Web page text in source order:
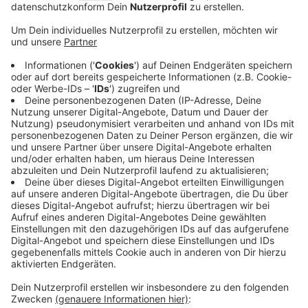
Anzeige
Am Donnerstag (04.06.) hat es in Ratingen eine kuriose
Panne eines Reisebusses gegeben. Der Bus ist auf
einem schmalen Waldweg im Bereich Götschenbeck
von der Fahrbahn abgekommen und hat sich so
festgefahren. Er sollte eine Gruppe von Kindern an
einer Jugendherberge abholen. Dem Fahrer sei die
Anfahrt über den Waldweg als sichere und bessere
Alternative zur regulären Strecke empfohlen worden,
heißt es von der Ratinger Feuerwehr. Sie hat die
Einsatzstelle bis zur Bergung des Busses abgesichert.
Die Kinder seien wegen der Panne mit Taxen von der
Jugendherberge abgeholt worden.
Anzeige